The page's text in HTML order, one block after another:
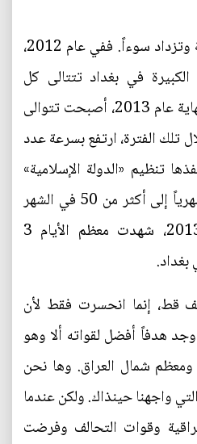
أولاً، قد تتفاقم هذه الأزمة وتزداد سوءاً. ففي عام 2012،
في بغداد تتتالى كل
شهرين تقريباً، إلا أنه مع نهاية عام 2013، أصبحت تتوالى
تلك الفترة، ارتفع بسرعة عدد
تنظيم «الدولة الإسلامية»
في بغداد من 20 عملية شهرياً إلى أكثر من 50 في الشهر
الواحد. وبحلول صيف 2013، شهدت معظم الأيام 3
قط، إنما انحسرت فقط لأن
وجد هدفاً أفضل لقواته ألا وهو
ومعظم شمال العراق. وها نحن
واجهنا حينذاك. ولكن عندما
وقوات التحالف وفرضت